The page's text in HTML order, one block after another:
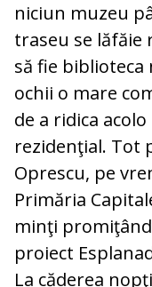
niciun muzeu
traseu se lăfăie
să fie biblioteca
ochii o mare
de a ridica
rezidenţial. Tot
Oprescu, pe
Primăria
minţi
proiect
La căderea